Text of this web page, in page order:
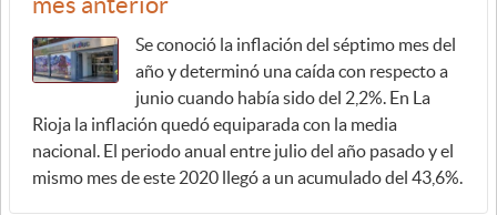
Se conoció la inflación del séptimo mes del
año y determinó una caída con respecto a
junio cuando había sido del 2,2%. En La
Rioja la inflación quedó equiparada con la media
nacional. El periodo anual entre julio del año pasado y el
mismo mes de este 2020 llegó a un acumulado del 43,6%.